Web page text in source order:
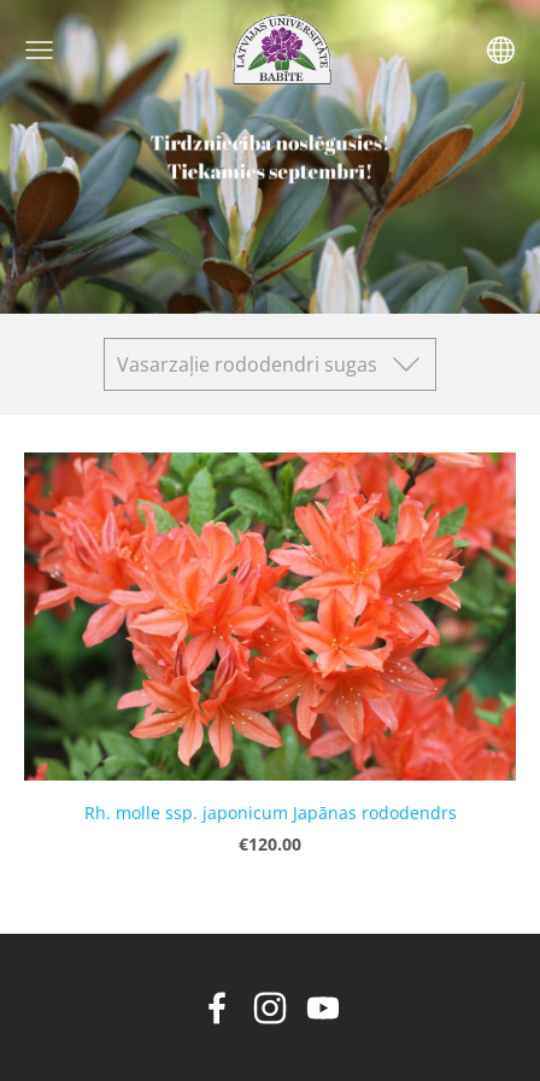
Vasarzaļie rododendri sugas
Rh. molle ssp. japonicum Japānas rododendrs
€120.00